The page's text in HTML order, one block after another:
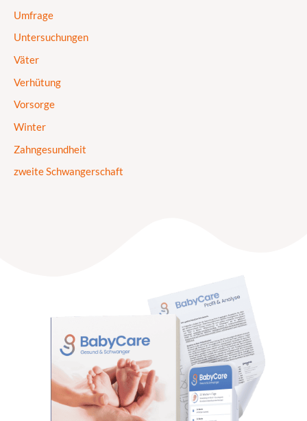
Umfrage
Untersuchungen
Väter
Verhütung
Vorsorge
Winter
Zahngesundheit
zweite Schwangerschaft